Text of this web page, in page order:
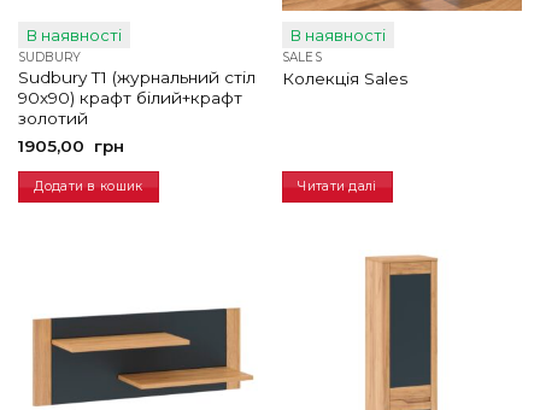
В наявності
SUDBURY
Sudbury T1 (журнальний стіл
90х90) крафт білий+крафт
золотий
1905,00
грн
Додати в кошик
В наявності
SALES
Колекція Sales
Читати далі